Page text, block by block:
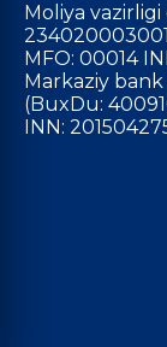
Moliya vazirligi
MFO: 00014
Markaziy
(BuxDu:
INN: